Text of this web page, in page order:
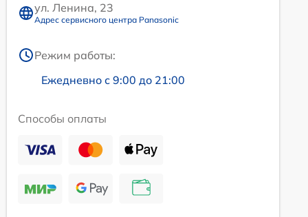
ул. Ленина, 23
Адрес сервисного центра Panasonic
Режим работы:
Ежедневно с 9:00 до 21:00
Способы оплаты